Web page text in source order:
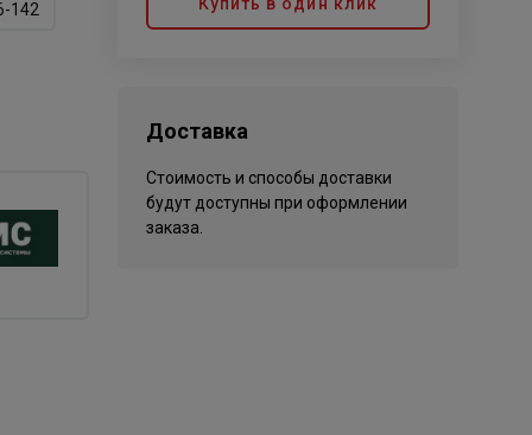
142
Доставка
Стоимость и способы доставки
будут доступны при оформлении
заказа.